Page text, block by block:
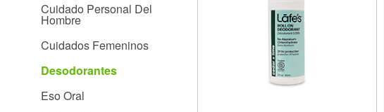
personas
discapacidad
Cuidado Personal Del
Hombre
Cuidados Femeninos
Desodorantes
Eso Oral